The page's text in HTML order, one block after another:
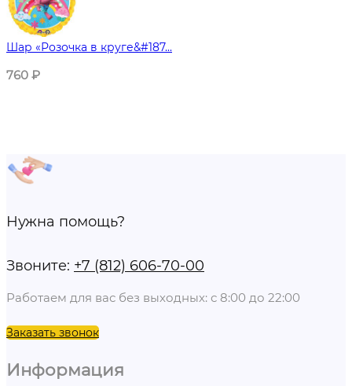
Шар «Розочка в круге&#187...
760 ₽
Нужна помощь?
Звоните: +7 (812) 606-70-00
Работаем для вас без выходных: с 8:00 до 22:00
Заказать звонок
Информация